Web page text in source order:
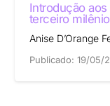
Introdução
terceiro milênio
Anise D’Orange
Publicado: 19/05/